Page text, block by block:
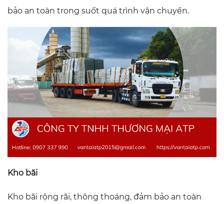
bảo an toàn trong suốt quá trình vận chuyển.
Kho bãi
Kho bãi rộng rãi, thông thoáng, đảm bảo an toàn